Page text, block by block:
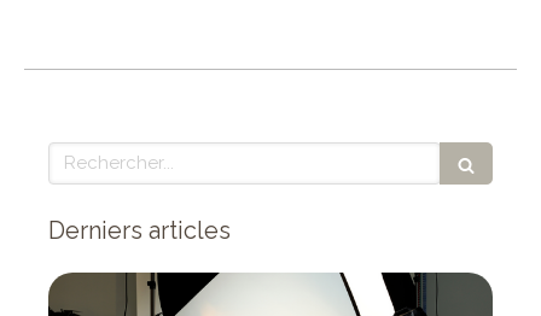
Rechercher
Derniers articles